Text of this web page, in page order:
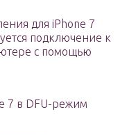
для iPhone 7
подключение к
с помощью
7 в DFU-режим